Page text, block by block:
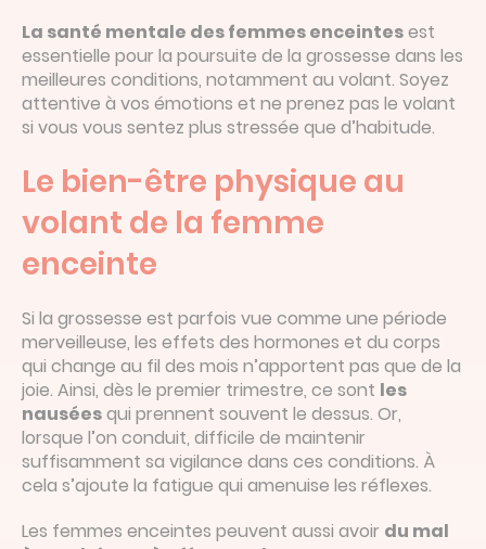
La santé mentale des femmes enceintesest
essentielle pour la poursuite de la grossesse dans les
meilleures conditions, notamment au volant. Soyez
attentive à vos émotions et ne prenez pas le volant
si vous vous sentez plus stressée que d’habitude.
Le bien-être physique au
volant de la femme
enceinte
Si la grossesse est parfois vue comme une période
merveilleuse, les effets des hormones et du corps
qui change au fil des mois n’apportent pas que de la
joie. Ainsi, dès le premier trimestre, ce sont les
nauséesqui prennent souvent le dessus. Or,
lorsque l’on conduit, difficile de maintenir
suffisamment sa vigilance dans ces conditions. À
cela s’ajoute la fatigue qui amenuise les réflexes.
Les femmes enceintes peuvent aussi avoir du mal